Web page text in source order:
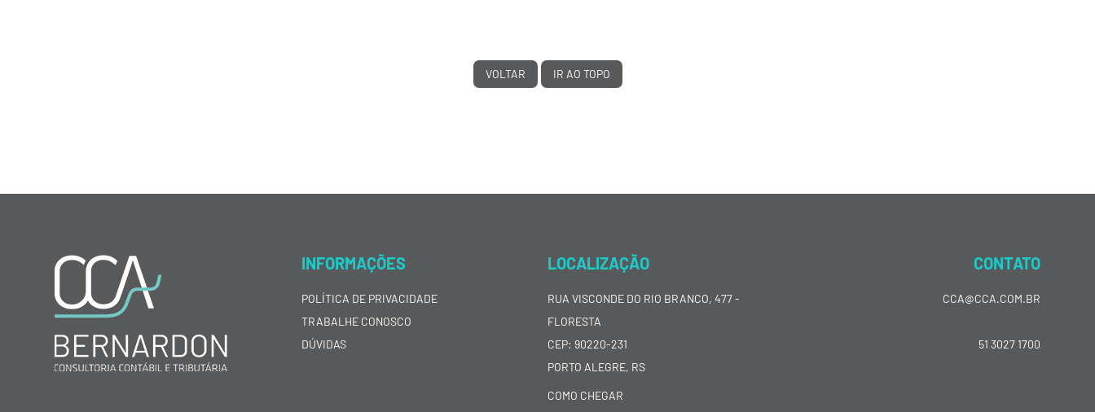
VOLTAR IR AO TOPO
INFORMAÇÕES
POLÍTICA DE PRIVACIDADE
TRABALHE CONOSCO
DÚVIDAS
LOCALIZAÇÃO
RUA VISCONDE DO RIO BRANCO, 477 -
FLORESTA
CEP: 90220-231
PORTO ALEGRE, RS
COMO CHEGAR
CONTATO
CCA@CCA.COM.BR
51 3027 1700